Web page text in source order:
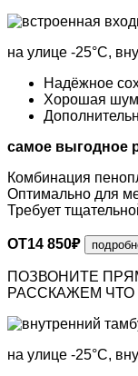
на улице -25°С,
Надёжное
Хорошая
самое выгодное
Комбинация
Оптимально для
Требует
ОТ14 850₽
ПОЗВОНИТЕ
РАССКАЖЕМ
на улице -25°С,